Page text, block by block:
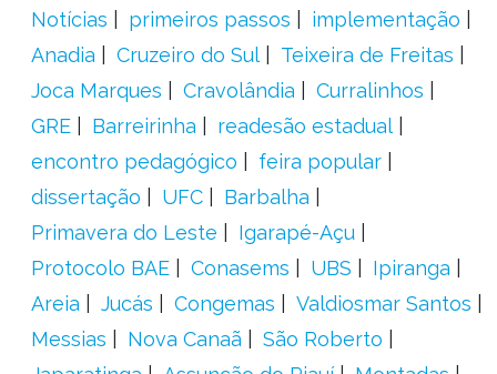
Notícias primeiros passos
implementação
Anadia
Cruzeiro do Sul
Teixeira de Freitas
Joca Marques
Cravolândia
Curralinhos
GRE
Barreirinha
readesão estadual
encontro pedagógico
feira popular
dissertação
UFC
Barbalha
Primavera do Leste
Igarapé-Açu
Protocolo BAE
Conasems UBS
Ipiranga
Areia
Jucás Congemas
Valdiosmar Santos
Messias
Nova Canaã
São Roberto